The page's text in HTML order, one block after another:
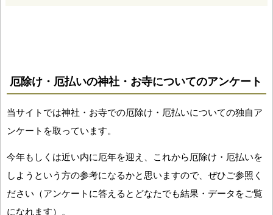
厄除け・厄払いの神社・お寺についてのアンケート
当サイトでは神社・お寺での厄除け・厄払いについての独自ア
ンケートを取っています。
今年もしくは近い内に厄年を迎え、これから厄除け・厄払いを
しようという方の参考になるかと思いますので、ぜひご参照く
ださい（アンケートに答えるとどなたでも結果・データをご覧
になれます）。